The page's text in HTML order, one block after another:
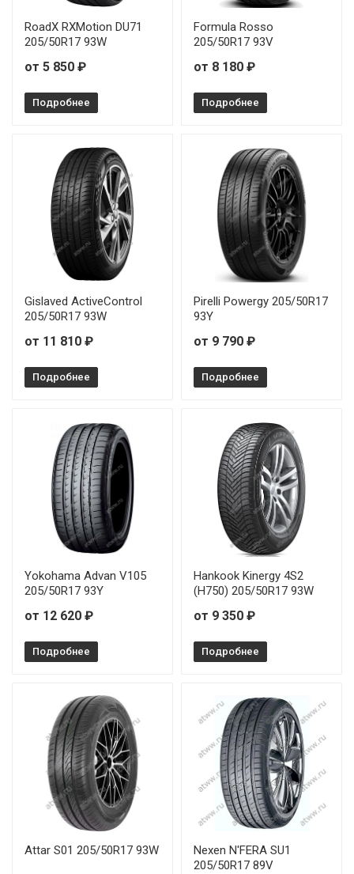
Linglong Sport Master 4S 175/65R14 82T
Linglong Sport Master 4S 175/65R15 88T
Linglong Sport Master 4S 205/55R17 95W
Linglong Sport Master 4S 215/60R17 100V
Linglong Sport Master 4S 235/65R17 108V
Linglong Sport Master 4S 245/70R16 107H
RoadX RXMotion DU71
205/50R17 93W
от 5 850 ₽
Подробнее
Formula Rosso
205/50R17 93V
от 8 180 ₽
Подробнее
Gislaved ActiveControl
205/50R17 93W
от 11 810 ₽
Подробнее
Pirelli Powergy 205/50R17
93Y
от 9 790 ₽
Подробнее
Yokohama Advan V105
205/50R17 93Y
от 12 620 ₽
Подробнее
Hankook Kinergy 4S2
(H750) 205/50R17 93W
от 9 350 ₽
Подробнее
Attar S01 205/50R17 93W
Nexen N'FERA SU1
205/50R17 89V